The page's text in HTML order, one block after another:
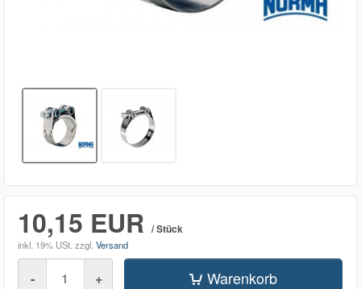
10,15 EUR / Stück
inkl. 19% USt. zzgl. Versand
- + Warenkorb